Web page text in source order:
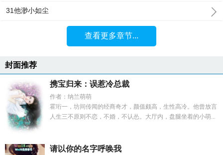
31他渺小如尘
查看更多章节...
封面推荐
携宝归来：误惹冷总裁
作者：纳兰萌萌
霍珩一，坊间传闻的经商奇才，颜值颇高，生性高冷。他曾放言
人生三不原则不恋，不婚，不认怂。大厅内，盘腿坐着的小萌...
请以你的名字呼唤我